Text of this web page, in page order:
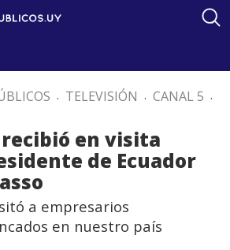
. TELEVISIÓN . CANAL 5 .
recibió en visita
de Ecuador
a empresarios
en nuestro país